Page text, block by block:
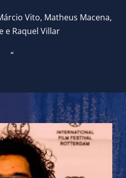
Vito, Matheus Macena,
e Raquel Villar
“